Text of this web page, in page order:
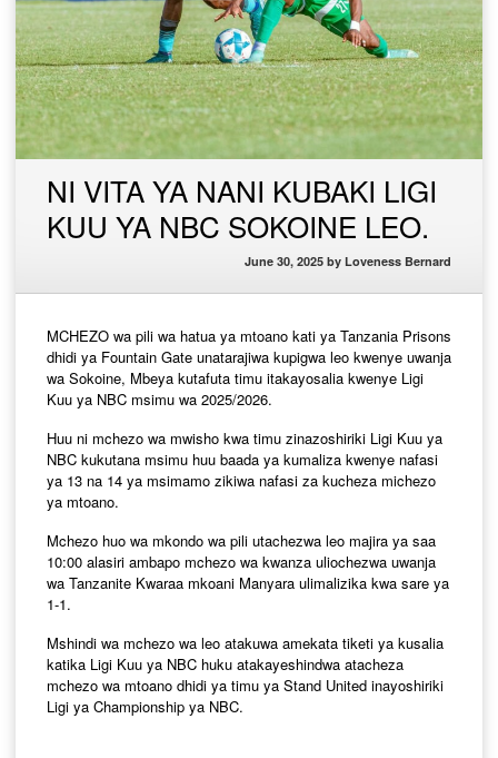
NI VITA YA NANI KUBAKI LIGI
KUU YA NBC SOKOINE LEO.
June 30, 2025 by Loveness Bernard
MCHEZO wa pili wa hatua ya mtoano kati ya Tanzania Prisons
dhidi ya Fountain Gate unatarajiwa kupigwa leo kwenye uwanja
wa Sokoine, Mbeya kutafuta timu itakayosalia kwenye Ligi
Kuu ya NBC msimu wa 2025/2026.
Huu ni mchezo wa mwisho kwa timu zinazoshiriki Ligi Kuu ya
NBC kukutana msimu huu baada ya kumaliza kwenye nafasi
ya 13 na 14 ya msimamo zikiwa nafasi za kucheza michezo
ya mtoano.
Mchezo huo wa mkondo wa pili utachezwa leo majira ya saa
10:00 alasiri ambapo mchezo wa kwanza uliochezwa uwanja
wa Tanzanite Kwaraa mkoani Manyara ulimalizika kwa sare ya
1-1.
Mshindi wa mchezo wa leo atakuwa amekata tiketi ya kusalia
katika Ligi Kuu ya NBC huku atakayeshindwa atacheza
mchezo wa mtoano dhidi ya timu ya Stand United inayoshiriki
Ligi ya Championship ya NBC.